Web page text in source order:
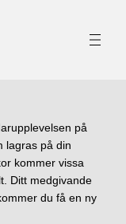
på
lagras på din
kommer vissa
Ditt medgivande
du få en ny